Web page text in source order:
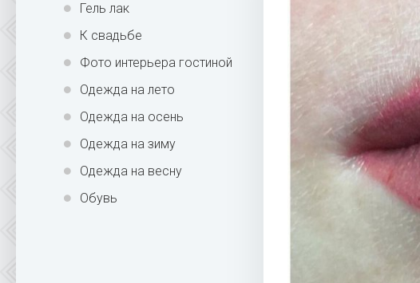
Гель лак
К свадьбе
Фото интерьера гостиной
Одежда на лето
Одежда на осень
Одежда на зиму
Одежда на весну
Обувь